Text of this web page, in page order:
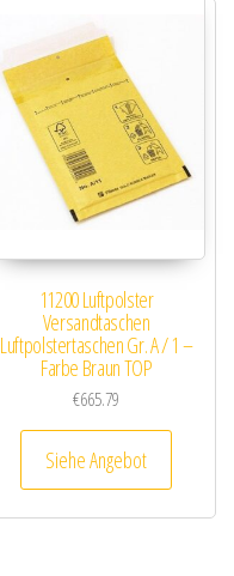
11200 Luftpolster
Versandtaschen
Luftpolstertaschen Gr. A / 1 –
Farbe Braun TOP
€665.79
Siehe Angebot